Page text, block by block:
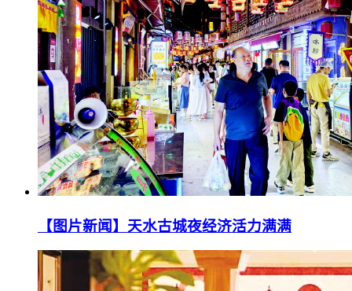
【图片新闻】天水古城夜经济活力满满